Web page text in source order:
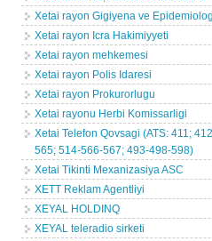
Xetai rayon Gigiyena ve
Xetai rayon Icra Hakimiyyeti
Xetai rayon mehkemesi
Xetai rayon Polis Idaresi
Xetai rayon Prokurorlugu
Xetai rayonu Herbi Komissarligi
Xetai Telefon Qovsagi (ATS: 411;
565; 514-566-567; 493-498-598)
Xetai Tikinti Mexanizasiya ASC
XETT Reklam Agentliyi
XEYAL HOLDINQ
XEYAL teleradio sirketi